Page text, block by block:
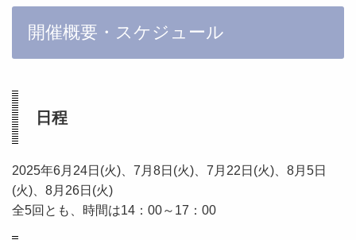
開催概要・スケジュール
日程
2025年6月24日(火)、7 月8日(火)、 7 月22日(火)、8月5日
(火)、8月26日(火)
全5回とも、時間は14：00～17：00